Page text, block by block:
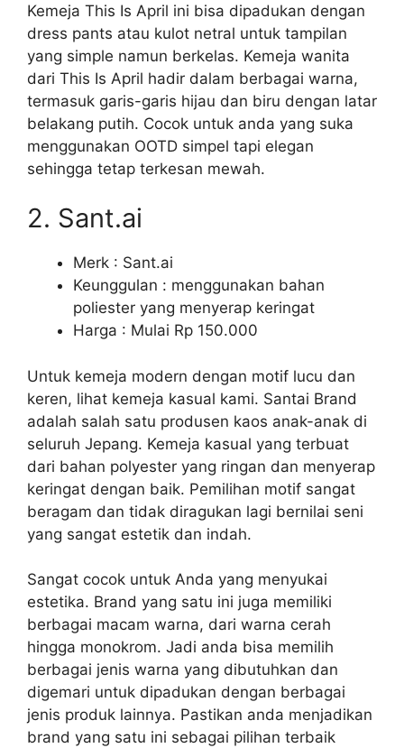
Kemeja This Is April ini bisa dipadukan dengan
dress pants atau kulot netral untuk tampilan
yang simple namun berkelas. Kemeja wanita
dari This Is April hadir dalam berbagai warna,
termasuk garis-garis hijau dan biru dengan latar
belakang putih. Cocok untuk anda yang suka
menggunakan OOTD simpel tapi elegan
sehingga tetap terkesan mewah.
2. Sant.ai
Merk : Sant.ai
Keunggulan : menggunakan bahan
poliester yang menyerap keringat
Harga : Mulai Rp 150.000
Untuk kemeja modern dengan motif lucu dan
keren, lihat kemeja kasual kami. Santai Brand
adalah salah satu produsen kaos anak-anak di
seluruh Jepang. Kemeja kasual yang terbuat
dari bahan polyester yang ringan dan menyerap
keringat dengan baik. Pemilihan motif sangat
beragam dan tidak diragukan lagi bernilai seni
yang sangat estetik dan indah.
Sangat cocok untuk Anda yang menyukai
estetika. Brand yang satu ini juga memiliki
berbagai macam warna, dari warna cerah
hingga monokrom. Jadi anda bisa memilih
berbagai jenis warna yang dibutuhkan dan
digemari untuk dipadukan dengan berbagai
jenis produk lainnya. Pastikan anda menjadikan
brand yang satu ini sebagai pilihan terbaik